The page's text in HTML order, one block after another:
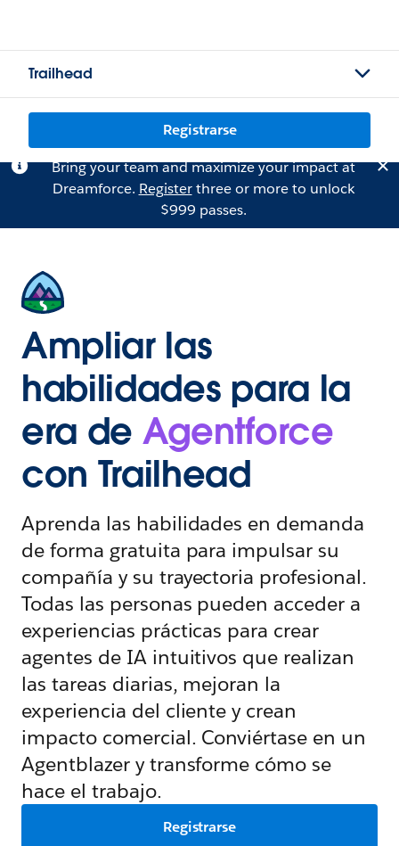
Trailhead
Registrarse
Bring your team and maximize your impact at
Dreamforce. Registerthree or more to unlock
$999 passes.
Ampliar las
habilidades para la
era de Agentforce
con Trailhead
Aprenda las habilidades en demanda
de forma gratuita para impulsar su
compañía y su trayectoria profesional.
Todas las personas pueden acceder a
experiencias prácticas para crear
agentes de IA intuitivos que realizan
las tareas diarias, mejoran la
experiencia del cliente y crean
impacto comercial. Conviértase en un
Agentblazer y transforme cómo se
hace el trabajo.
Registrarse